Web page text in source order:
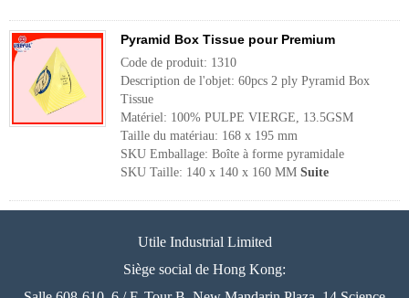
Pyramid Box Tissue pour Premium
Code de produit: 1310
Description de l'objet: 60pcs 2 ply Pyramid Box
Tissue
Matériel: 100% PULPE VIERGE, 13.5GSM
Taille du matériau: 168 x 195 mm
SKU Emballage: Boîte à forme pyramidale
SKU Taille: 140 x 140 x 160 MM Suite
Utile Industrial Limited
Siège social de Hong Kong: